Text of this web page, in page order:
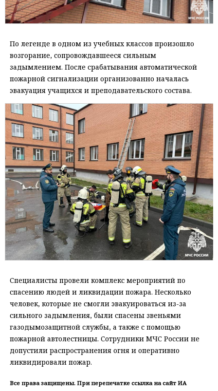
По легенде в одном из учебных классов произошло
возгорание, сопровождавшееся сильным
задымлением. После срабатывания автоматической
пожарной сигнализации организованно началась
эвакуация учащихся и преподавательского состава.
Специалисты провели комплекс мероприятий по
спасению людей и ликвидации пожара. Несколько
человек, которые не смогли эвакуироваться из-за
сильного задымления, были спасены звеньями
газодымозащитной службы, а также с помощью
пожарной автолестницы. Сотрудники МЧС России не
допустили распространения огня и оперативно
ликвидировали пожар.
Все права защищены. При перепечатке ссылка на сайт ИА